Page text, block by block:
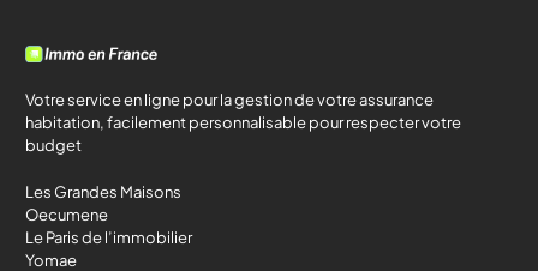
Votre service en ligne pour la gestion de votre assurance
habitation, facilement personnalisable pour respecter votre
budget
Les Grandes Maisons
Oecumene
Le Paris de l’immobilier
Yomae